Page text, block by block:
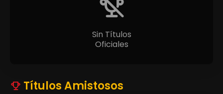
Sin Títulos
Oficiales
Títulos Amistosos